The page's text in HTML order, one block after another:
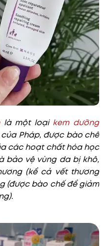
là một loại kem dưỡng
Pháp, được bào chế
các hoạt chất hóa học
bảo vệ vùng da bị khô,
(kể cả vết thương
(được bào chế để giảm